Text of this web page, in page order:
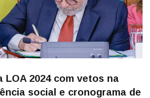
LOA 2024 com vetos na
social e cronograma de